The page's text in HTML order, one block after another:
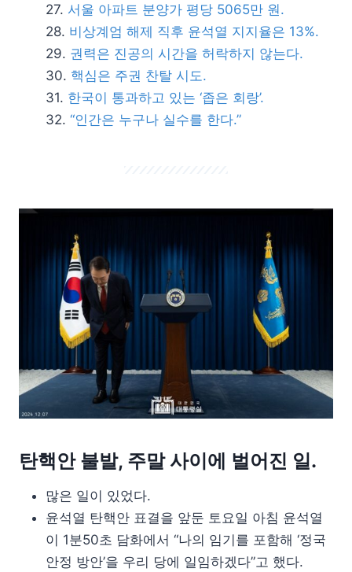
서울 아파트 분양가 평당 5065만 원.
비상계엄 해제 직후 윤석열 지지율은 13%.
권력은 진공의 시간을 허락하지 않는다.
핵심은 주권 찬탈 시도.
한국이 통과하고 있는 ‘좁은 회랑’.
“인간은 누구나 실수를 한다.”
탄핵안 불발, 주말 사이에 벌어진 일.
많은 일이 있었다.
윤석열 탄핵안 표결을 앞둔 토요일 아침 윤석열
이 1분50초 담화에서 “나의 임기를 포함해 ‘정국
안정 방안’을 우리 당에 일임하겠다”고 했다.